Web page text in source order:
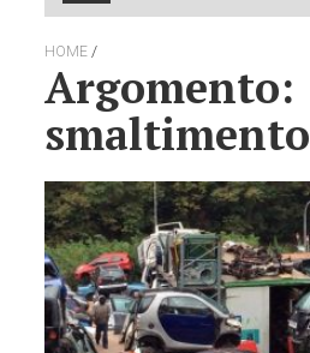
HOME /
Argomento:
smaltimento